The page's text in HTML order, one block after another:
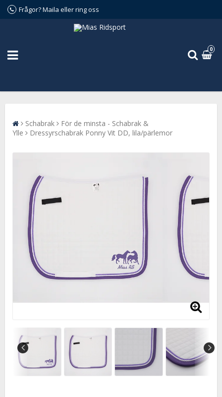
Frågor? Maila eller ring oss
0
Schabrak
För de minsta - Schabrak &
Ylle
Dressyrschabrak Ponny Vit DD, lila/pärlemor